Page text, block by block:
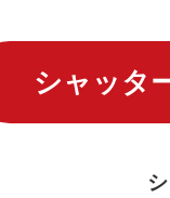
シャッタ